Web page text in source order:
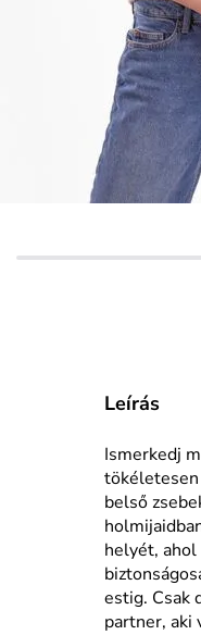
Leírás
Ismerkedj
tökéletesen
belső
helyét,
estig. Csak
partner, aki